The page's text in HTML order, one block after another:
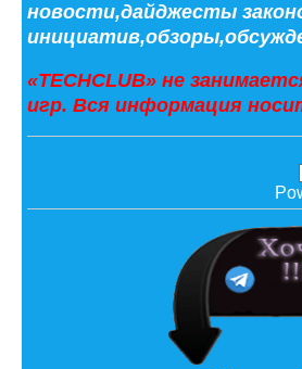
новости,дайджесты
«TECHCLUB» не
игр. Вся информация